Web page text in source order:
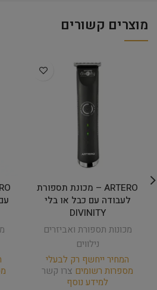
מוצרים קשורים
ARTERO – מכונת תספורת
לעבודה עם כבל או בלי
DIVINITY
מכונות תספורת ואביזרים
נילווים
המחיר ייחשף רק לבעלי
מספרות רשומים צרו קשר
למידע נוסף